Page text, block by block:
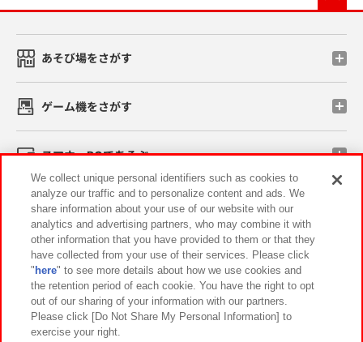
あそび場をさがす
ゲーム機をさがす
スマホ・PCであそぶ
イベント・キャンペーン
関連会社 サステナビリティ サイトポリシー
プライバシーポリシー ウェブアクセシビリティ方針と検証結果
お取引先さまとともに
We collect unique personal identifiers such as cookies to
analyze our traffic and to personalize content and ads. We
share information about your use of our website with our
analytics and advertising partners, who may combine it with
other information that you have provided to them or that they
have collected from your use of their services. Please click
" here" to see more details about how we use cookies and
the retention period of each cookie. You have the right to opt
out of our sharing of your information with our partners.
Please click [Do Not Share My Personal Information] to
exercise your right.